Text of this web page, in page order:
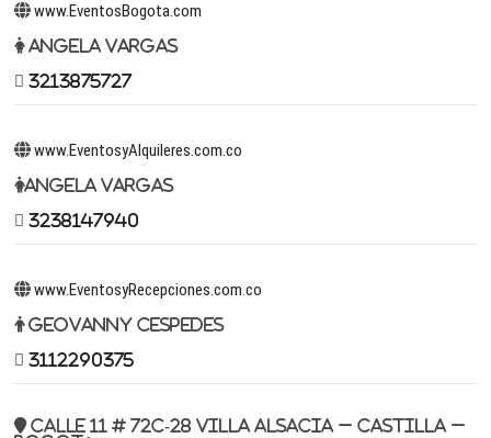
www.EventosBogota.com
Angela Vargas
3213875727
www.EventosyAlquileres.com.co
Angela Vargas
3238147940
www.EventosyRecepciones.com.co
Geovanny Cespedes
3112290375
Calle 11 # 72c-28 Villa Alsacia – Castilla –